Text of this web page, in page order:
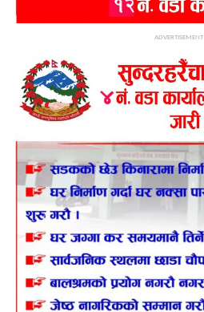
ADVERTISEMENT